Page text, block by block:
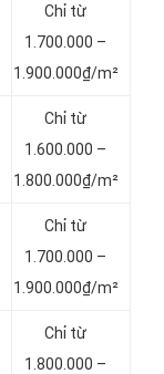
Chỉ từ
1.700.000 –
1.900.000₫/m²
Chỉ từ
1.600.000 –
1.800.000₫/m²
Chỉ từ
1.700.000 –
1.900.000₫/m²
Chỉ từ
1.800.000 –